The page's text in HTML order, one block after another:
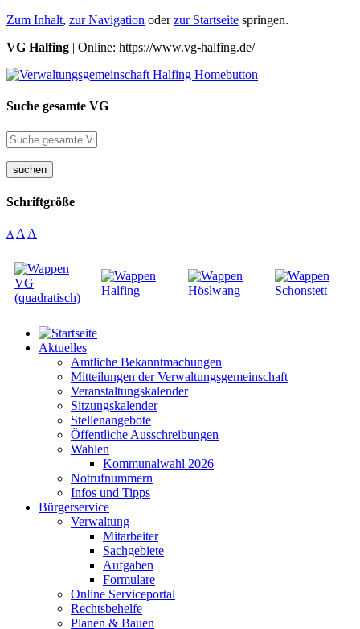
Zum Inhalt, zur Navigation oderzur Startseite springen.
VG Halfing | Online: https://www.vg-halfing.de/
Suche gesamte VG
suchen
Schriftgröße
A A A
Aktuelles
Amtliche Bekanntmachungen
Mitteilungen der Verwaltungsgemeinschaft
Veranstaltungskalender
Sitzungskalender
Stellenangebote
Öffentliche Ausschreibungen
Wahlen
Kommunalwahl 2026
Notrufnummern
Infos und Tipps
Bürgerservice
Verwaltung
Mitarbeiter
Sachgebiete
Aufgaben
Formulare
Online Serviceportal
Rechtsbehelfe
Planen & Bauen